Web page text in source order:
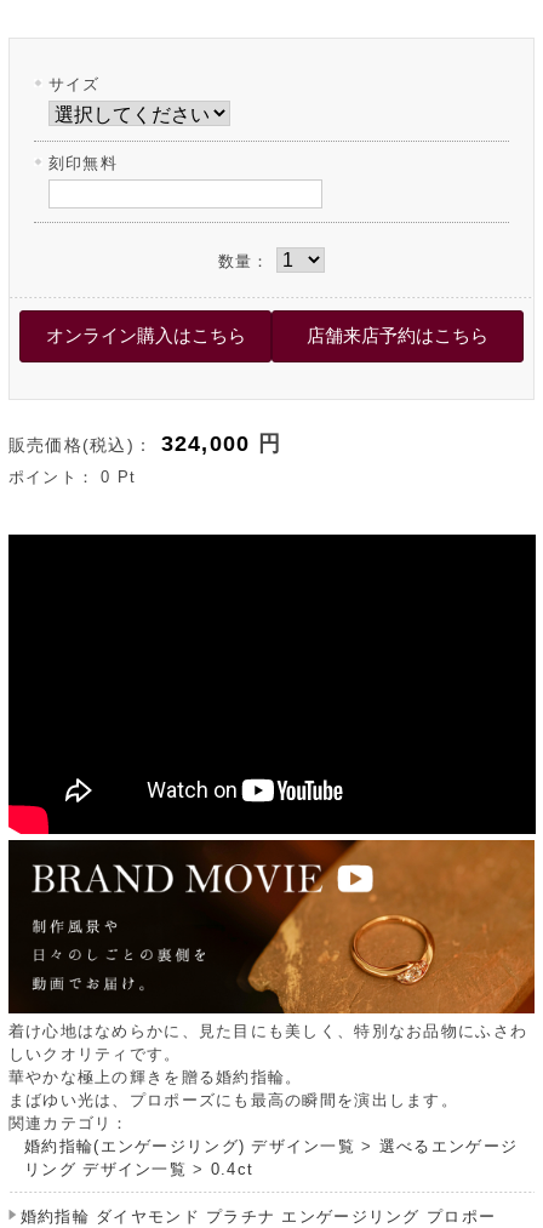
サイズ
刻印無料
数量：
販売価格(税込)： 324,000 円
ポイント：0 Pt
着け心地はなめらかに、見た目にも美しく、特別なお品物にふさわ
しいクオリティです。
華やかな極上の輝きを贈る婚約指輪。
まばゆい光は、プロポーズにも最高の瞬間を演出します。
関連カテゴリ：
婚約指輪(エンゲージリング) デザイン一覧 > 選べるエンゲージ
リング デザイン一覧 > 0.4ct
婚約指輪 ダイヤモンド プラチナ エンゲージリング プロポー